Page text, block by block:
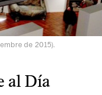
de 2015).
al Día